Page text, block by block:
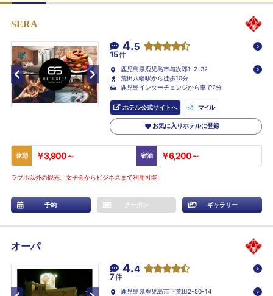
SERA
4.5
15件
鹿児島県鹿児島市与次郎1-2-32
荒田八幡駅から徒歩10分
鹿児島インターチェンジから車で7分
ホテル公式サイトへ マイル
お気に入りホテルに登録
休憩 ￥3,900～ 宿泊 ￥6,200～
ラブホ以外の観光、女子会からビジネスまで利用可能
予約 クーポン ギャラリー
オーパ
4.4
7件
鹿児島県鹿児島市下荒田2-50-14